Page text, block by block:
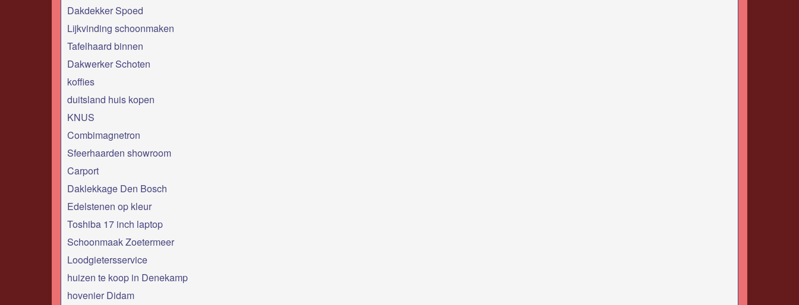
Dakdekker Spoed
Lijkvinding schoonmaken
Tafelhaard binnen
Dakwerker Schoten
koffies
duitsland huis kopen
KNUS
Combimagnetron
Sfeerhaarden showroom
Carport
Daklekkage Den Bosch
Edelstenen op kleur
Toshiba 17 inch laptop
Schoonmaak Zoetermeer
Loodgietersservice
huizen te koop in Denekamp
hovenier Didam